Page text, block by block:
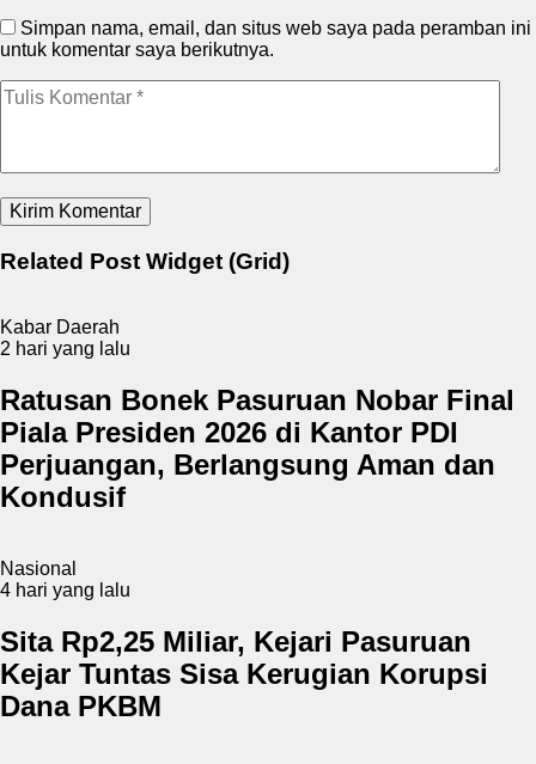
Simpan nama, email, dan situs web saya pada peramban ini
untuk komentar saya berikutnya.
Related Post Widget (Grid)
Kabar Daerah
2 hari yang lalu
Ratusan Bonek Pasuruan Nobar Final
Piala Presiden 2026 di Kantor PDI
Perjuangan, Berlangsung Aman dan
Kondusif
Nasional
4 hari yang lalu
Sita Rp2,25 Miliar, Kejari Pasuruan
Kejar Tuntas Sisa Kerugian Korupsi
Dana PKBM